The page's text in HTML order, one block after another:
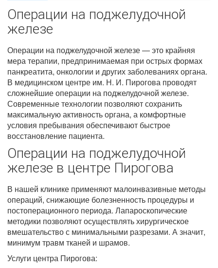
Операции на поджелудочной
железе
Операции на поджелудочной железе — это крайняя
мера терапии, предпринимаемая при острых формах
панкреатита, онкологии и других заболеваниях органа.
В медицинском центре им. Н. И. Пирогова проводят
сложнейшие операции на поджелудочной железе.
Современные технологии позволяют сохранить
максимальную активность органа, а комфортные
условия пребывания обеспечивают быстрое
восстановление пациента.
Операции на поджелудочной
железе в центре Пирогова
В нашей клинике применяют малоинвазивные методы
операций, снижающие болезненность процедуры и
постоперационного периода. Лапароскопические
методики позволяют осуществлять хирургическое
вмешательство с минимальными разрезами. А значит,
минимум травм тканей и шрамов.
Услуги центра Пирогова: